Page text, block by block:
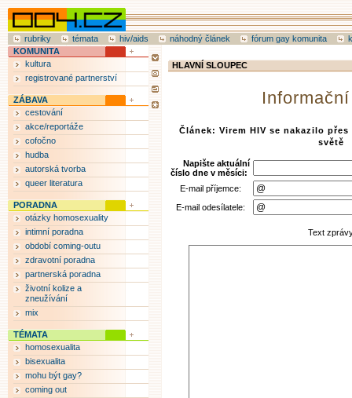
rubriky témata hiv/aids náhodný článek fórum gay komunita
HLAVNÍ SLOUPEC
Článek: Virem HIV se nakazilo
světě
Napište aktuální
číslo dne v měsíci:
E-mail příjemce:
E-mail odesílatele:
Text
KOMUNITA
kultura
registrované partnerství
ZÁBAVA
cestování
akce/reportáže
cofočno
hudba
autorská tvorba
queer literatura
PORADNA
otázky homosexuality
intimní poradna
období coming-outu
zdravotní poradna
partnerská poradna
životní kolize a
zneužívání
mix
TÉMATA
homosexualita
bisexualita
mohu být gay?
coming out